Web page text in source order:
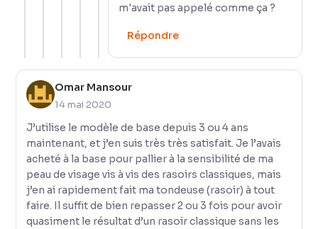
m'avait pas appelé comme ça ?
Répondre
Omar Mansour
14 mai 2020
J’utilise le modèle de base depuis 3 ou 4 ans
maintenant, et j’en suis très très satisfait. Je l’avais
acheté à la base pour pallier à la sensibilité de ma
peau de visage vis à vis des rasoirs classiques, mais
j’en ai rapidement fait ma tondeuse (rasoir) à tout
faire. Il suffit de bien repasser 2 ou 3 fois pour avoir
quasiment le résultat d’un rasoir classique sans les